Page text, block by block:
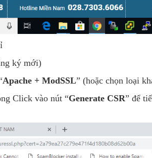
ký mới)
Apache + ModSSL” (hoặc chọn loại
Click vào nút “Generate CSR” để